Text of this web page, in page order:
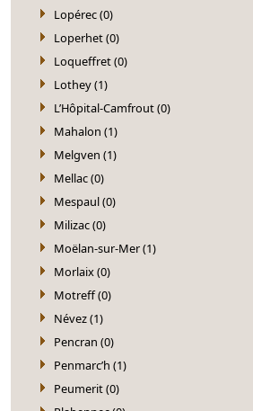
Lopérec (0)
Loperhet (0)
Loqueffret (0)
Lothey (1)
L’Hôpital-Camfrout (0)
Mahalon (1)
Melgven (1)
Mellac (0)
Mespaul (0)
Milizac (0)
Moëlan-sur-Mer (1)
Morlaix (0)
Motreff (0)
Névez (1)
Pencran (0)
Penmarc’h (1)
Peumerit (0)